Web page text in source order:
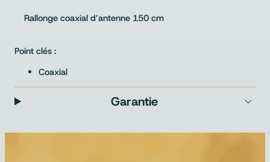
Rallonge coaxial d’antenne 150 cm
Point clés :
Coaxial
Garantie